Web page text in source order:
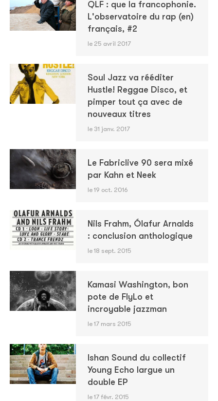
QLF : que la francophonie.
L'observatoire du rap (en)
français, #2
le 25 avril 2017
Soul Jazz va rééditer
Hustle! Reggae Disco, et
pimper tout ça avec de
nouveaux titres
le 31 janv. 2017
Le Fabriclive 90 sera mixé
par Kahn et Neek
le 19 oct. 2016
Nils Frahm, Ólafur Arnalds
: conclusion anthologique
le 18 sept. 2015
Kamasi Washington, bon
pote de FlyLo et
incroyable jazzman
le 17 mars 2015
Ishan Sound du collectif
Young Echo largue un
double EP
le 17 févr. 2015